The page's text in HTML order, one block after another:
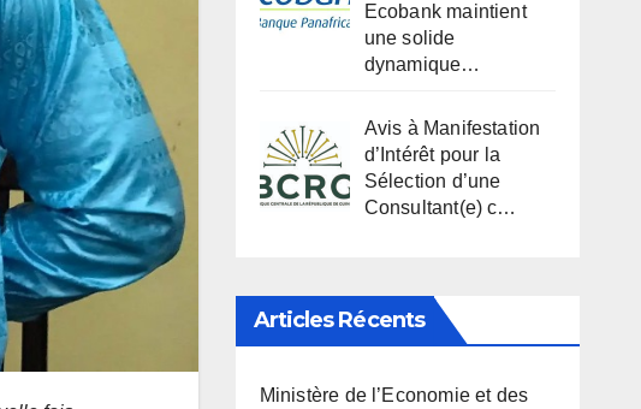
Ecobank maintient
une solide
dynamique…
Avis à Manifestation
d’Intérêt pour la
Sélection d’une
Consultant(e) c…
Articles Récents
Ministère de l’Economie et des